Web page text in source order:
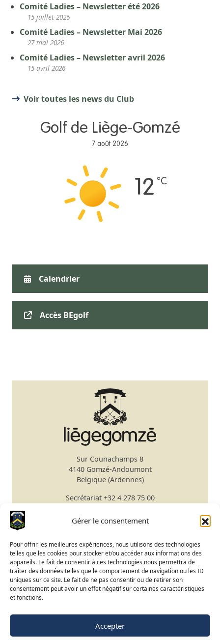
Gérer le consentement
Pour offrir les meilleures expériences, nous utilisons des technologies
telles que les cookies pour stocker et/ou accéder aux informations des
appareils. Le fait de consentir à ces technologies nous permettra de
traiter des données telles que le comportement de navigation ou les ID
uniques sur ce site. Le fait de ne pas consentir ou de retirer son
consentement peut avoir un effet négatif sur certaines caractéristiques
et fonctions.
Accepter
Comité Ladies – Newsletter été 2026
15 juillet 2026
Comité Ladies – Newsletter Mai 2026
27 mai 2026
Comité Ladies – Newsletter avril 2026
15 avril 2026
Voir toutes les news du Club
Golf de Liège-Gomzé
7 août 2026
12 °C
Calendrier
Accès BEgolf
Sur Counachamps 8
4140 Gomzé-Andoumont
Belgique (Ardennes)
Secrétariat+32 4 278 75 00
Bar/Restaurant+32 4 278 75 03
Réserver un green fee
Apprendre le golf
Calendrier du Club
Ouverture du terrain
NL